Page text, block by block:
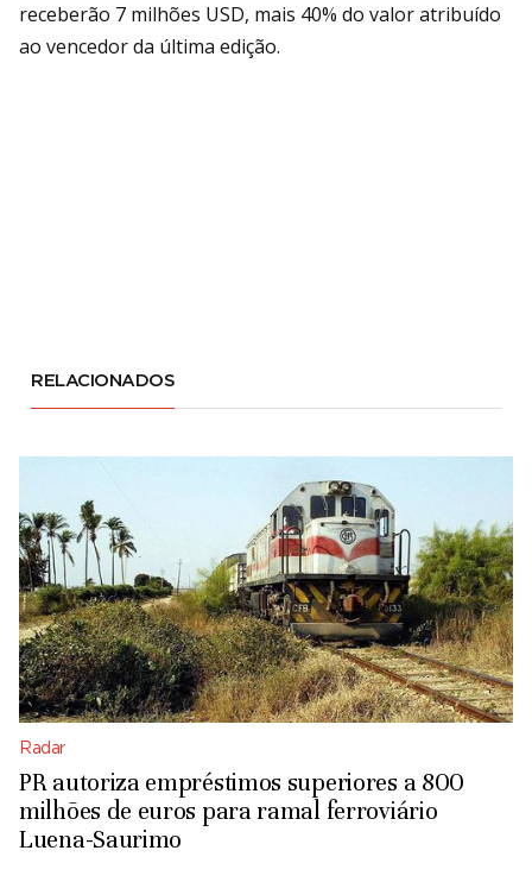
receberão 7 milhões USD, mais 40% do valor atribuído
ao vencedor da última edição.
RELACIONADOS
Radar
PR autoriza empréstimos superiores a 800
milhões de euros para ramal ferroviário
Luena-Saurimo